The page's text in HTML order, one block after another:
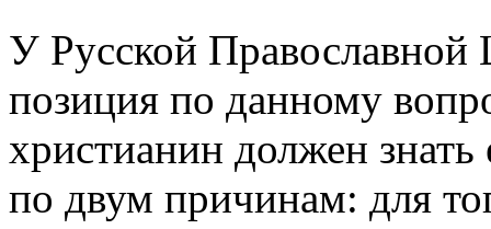
У Русской Православной
позиция по данному
христианин должен
по двум причинам: для